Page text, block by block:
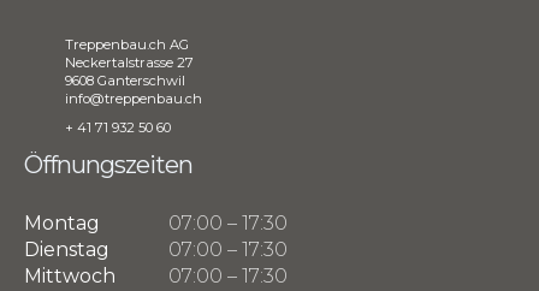
Treppenbau.ch AG
Neckertalstrasse 27
9608 Ganterschwil
info@treppenbau.ch
+ 41 71 932 50 60
Öffnungszeiten
Montag
07:00 – 17:30
Dienstag
07:00 – 17:30
Mittwoch
07:00 – 17:30